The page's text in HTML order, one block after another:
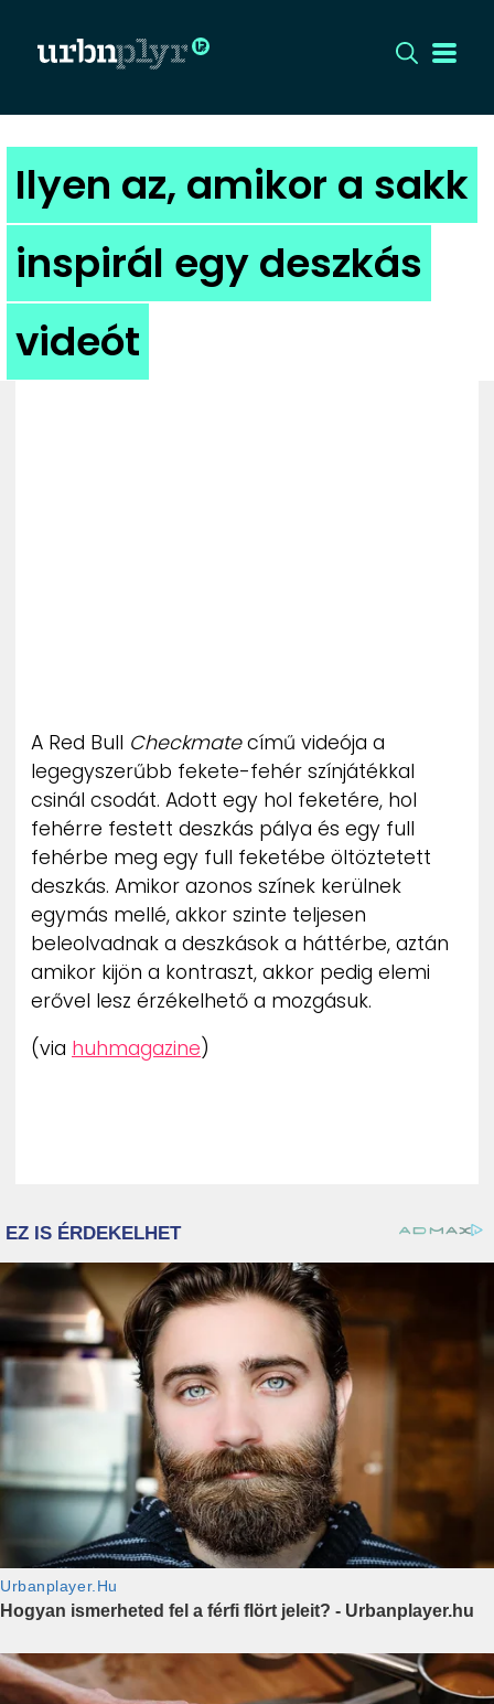
CÍMLAP
DIZÁJN
DIVAT
Ilyen az, amikor a sakk
inspirál egy deszkás
videót
A Red Bull Checkmatecímű videója a
legegyszerűbb fekete-fehér színjátékkal
csinál csodát. Adott egy hol feketére, hol
fehérre festett deszkás pálya és egy full
fehérbe meg egy full feketébe öltöztetett
deszkás. Amikor azonos színek kerülnek
egymás mellé, akkor szinte teljesen
beleolvadnak a deszkások a háttérbe, aztán
amikor kijön a kontraszt, akkor pedig elemi
erővel lesz érzékelhető a mozgásuk.
(via huhmagazine)